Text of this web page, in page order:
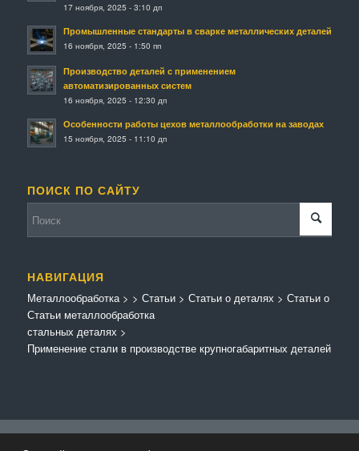
17 ноября, 2025 - 3:10 дп
Промышленные стандарты в сварке металлических деталей
16 ноября, 2025 - 1:50 пп
Производство деталей с применением
автоматизированных систем
16 ноября, 2025 - 12:30 дп
Особенности работы цехов металлообработки на заводах
15 ноября, 2025 - 11:10 дп
ПОИСК ПО САЙТУ
НАВИГАЦИЯ
Металлообработка>
Статьи металлообработка
> Статьи> Статьи о деталях > Статьи о
стальных деталях >
Применение стали в производстве крупногабаритных деталей